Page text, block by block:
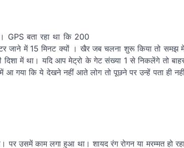
GPS बता रहा था कि 200
जाने में 15 मिनट क्यों । खैर जब चलना शुरू किया तो समझ
में था। यदि आप मेट्रो के गेट संख्या 1 से निकलेंगे तो
आ गया कि ये देखने नहीं आते लोग तो पूछने पर उन्हें पता ही
पर उसमें काम लगा हुआ था। शायद रंग रोगन या मरम्मत हो